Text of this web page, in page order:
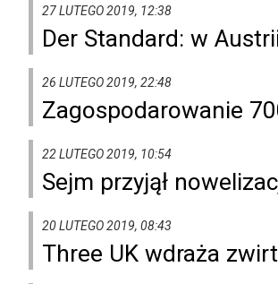
27 LUTEGO 2019, 12:38
Der Standard: w
26 LUTEGO 2019, 22:48
Zagospodarowanie
22 LUTEGO 2019, 10:54
Sejm przyjął
20 LUTEGO 2019, 08:43
Three UK wdraża